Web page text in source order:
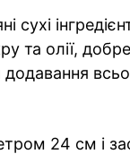
сухі
та олії,
додавання
24 см і